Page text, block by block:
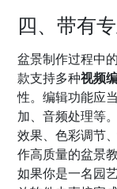
四、带有
盆景制作过程中
款支持多种视频
性。编辑功能应
加、音频处理等
效果、色彩调节
作高质量的盆景
如果你是一名园